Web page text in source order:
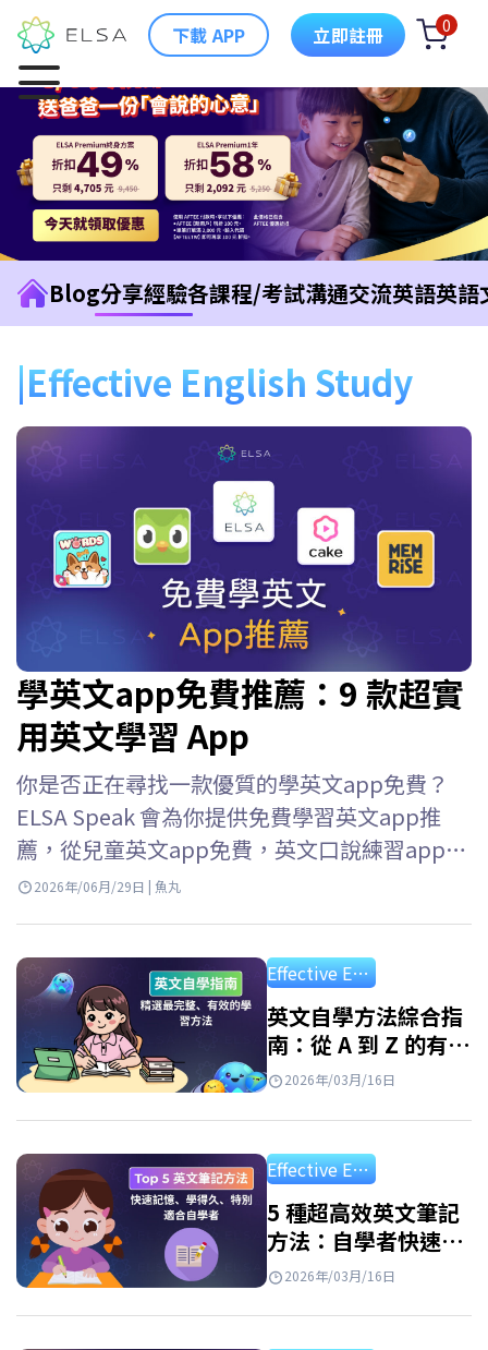
下載 APP 立即註冊 0
Blog分享經驗各課程/考試溝通交流英語英語
Effective English Study
學英文app免費推薦：9 款超實
用英文學習 App
你是否正在尋找一款優質的學英文app免費？
ELSA Speak 會為你提供免費學習英文app推
薦，從兒童英文app免費，英文口說練習app免
費到英語口語練習應用等等，幫助你輕鬆選擇
英語變得輕鬆便捷。只需一部智能手機和網路
連接，你就可以隨時隨地學習。但是，並非所
有應用程式都有效。 優點: 隨時隨地學習 個人化
學習路徑 豐富的資源庫 寓教於樂 如何有效使用
2026年/06月/29日 | 魚丸
Effective English Study
英文自學方法綜合指
南：從 A 到 Z 的有效
學習路線圖
2026年/03月/16日
Effective English Study
5 種超高效英文筆記
方法：自學者快速記
憶必備、學習效率翻
2026年/03月/16日